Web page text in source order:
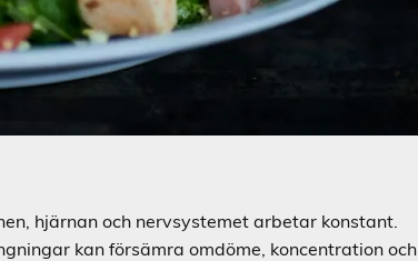
hjärnan och nervsystemet arbetar konstant.
kan försämra omdöme, koncentration och